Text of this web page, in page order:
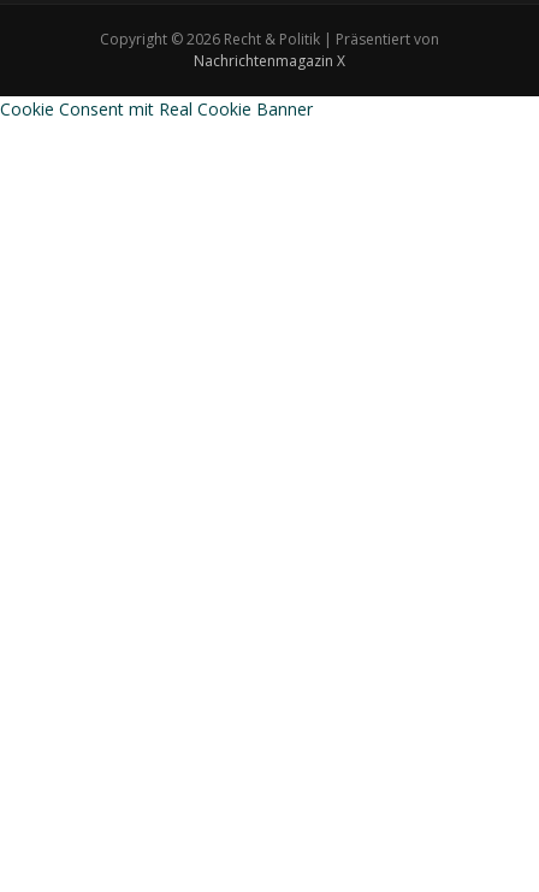
Copyright © 2026 Recht & Politik | Präsentiert von
Nachrichtenmagazin X
Cookie Consent mit Real Cookie Banner